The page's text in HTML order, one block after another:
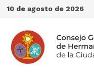
Saltar
contenido
10 de agosto de 2026